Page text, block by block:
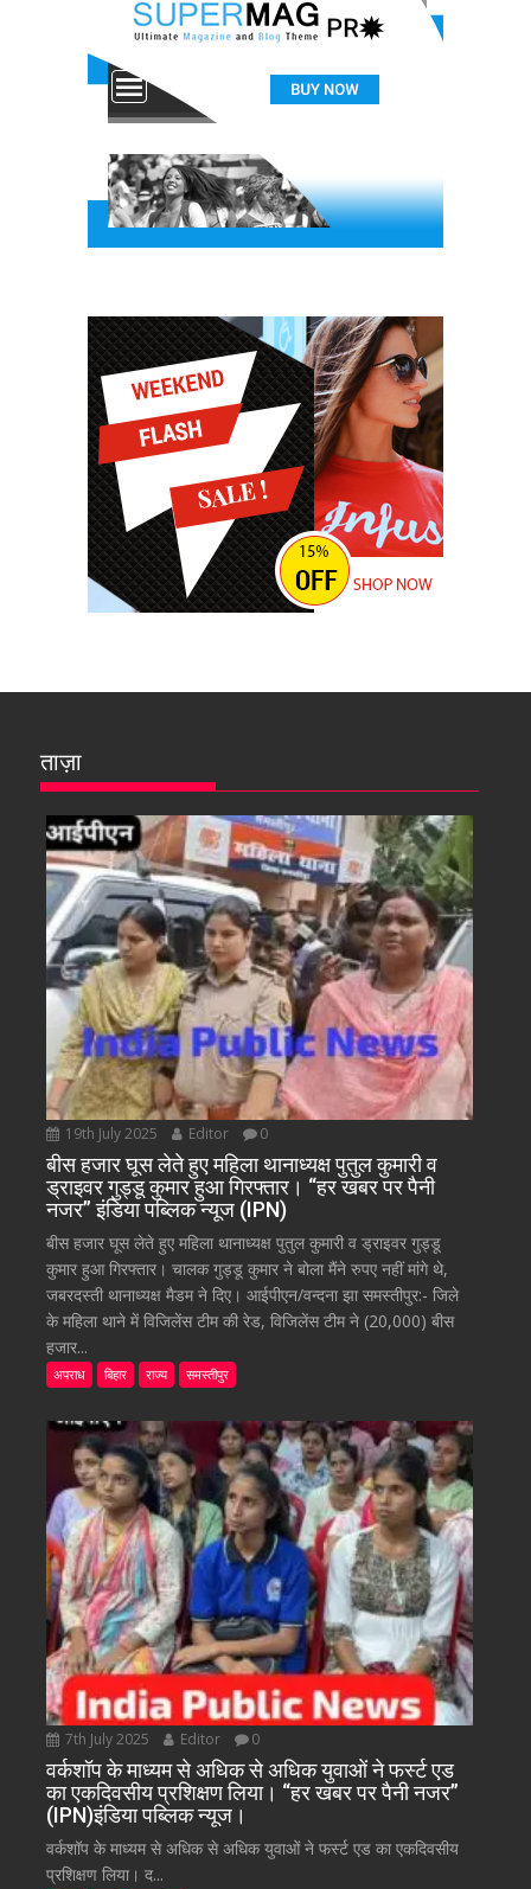
ताज़ा
19th July 2025 Editor 0
बीस हजार घूस लेते हुए महिला थानाध्यक्ष पुतुल कुमारी व
ड्राइवर गुड्डू कुमार हुआ गिरफ्तार। “हर खबर पर पैनी
नजर” इंडिया पब्लिक न्यूज (IPN)
बीस हजार घूस लेते हुए महिला थानाध्यक्ष पुतुल कुमारी व ड्राइवर गुड्डू
कुमार हुआ गिरफ्तार। चालक गुड्डू कुमार ने बोला मैंने रुपए नहीं मांगे थे,
जबरदस्ती थानाध्यक्ष मैडम ने दिए। आईपीएन/वन्दना झा समस्तीपुर:- जिले
के महिला थाने में विजिलेंस टीम की रेड, विजिलेंस टीम ने (20,000) बीस
हजार...
अपराध बिहार राज्य समस्तीपुर
7th July 2025 Editor 0
वर्कशॉप के माध्यम से अधिक से अधिक युवाओं ने फर्स्ट एड
का एकदिवसीय प्रशिक्षण लिया। “हर खबर पर पैनी नजर”
(IPN)इंडिया पब्लिक न्यूज।
वर्कशॉप के माध्यम से अधिक से अधिक युवाओं ने फर्स्ट एड का एकदिवसीय
प्रशिक्षण लिया। द...